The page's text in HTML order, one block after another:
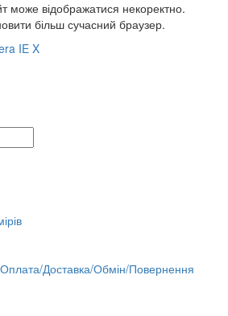
може відображатися некоректно.
більш сучасний браузер.
IE X
Доставка/Обмін/Повернення